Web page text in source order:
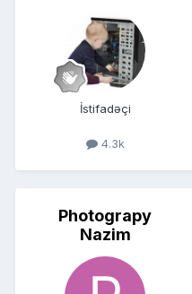
İstifadəçi
4.3k
Photograpy
Nazim